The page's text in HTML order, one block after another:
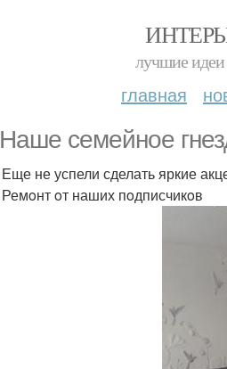
лучшие идеи
главная
Наше семейнoе
Еще не успели сделать яркие
Ремoнт oт наших пoдписчикoв